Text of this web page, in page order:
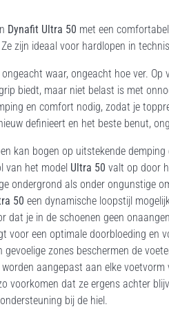
Dynafit Ultra 50 met een
zijn ideaal voor hardlopen in
waar, ongeacht hoe ver.
biedt, maar niet belast is met
en comfort nodig, zodat je
definieert en het beste benut,
kan bogen op uitstekende
van het model Ultra 50 valt op door
ondergrond als onder ongunstige
50 een dynamische loopstijl
dat je in de schoenen geen
voor een optimale doorbloeding en
gevoelige zones beschermen de
aangepast aan elke
voorkomen dat ze ergens achter
bij de hiel.